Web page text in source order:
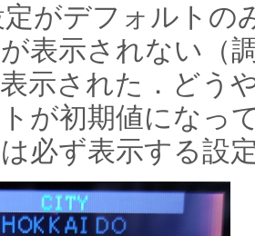
がデフォルトの
表示されない（
示された．どう
が初期値になっ
必ず表示する設